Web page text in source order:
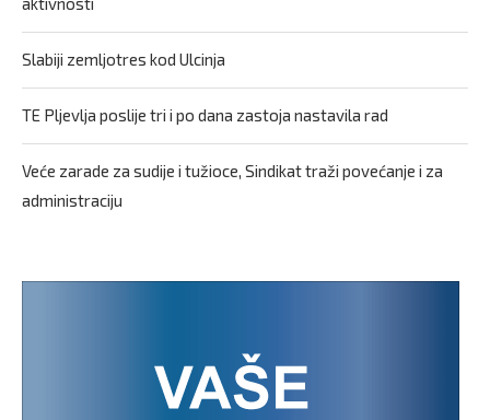
Slabiji zemljotres kod Ulcinja
TE Pljevlja poslije tri i po dana zastoja nastavila rad
Veće zarade za sudije i tužioce, Sindikat traži povećanje i za
administraciju